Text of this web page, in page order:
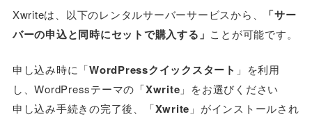
Xwriteは、以下のレンタルサーバーサービスから、
「サー
バーの申込と同時にセットで購入する」 ことが可能です。
申し込み時に「WordPressクイックスタート 」を利用
し、WordPressテーマの「Xwrite 」をお選びください
申し込み手続きの完了後、「Xwrite 」がインストールされ